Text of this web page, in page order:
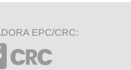
EPC/CRC: